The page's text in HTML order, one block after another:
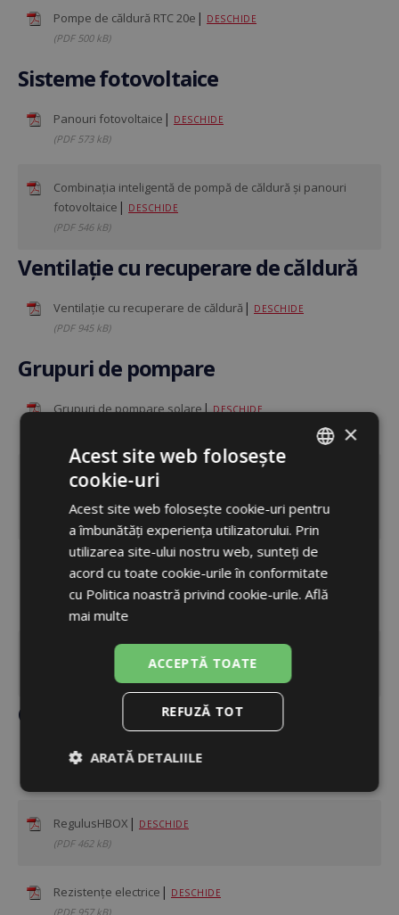
Pompe de căldură RTC 20e | DESCHIDE
(PDF 500 kB)
Sisteme fotovoltaice
Panouri fotovoltaice | DESCHIDE
(PDF 573 kB)
Combinația inteligentă de pompă de căldură și panouri
fotovoltaice | DESCHIDE
(PDF 546 kB)
Ventilație cu recuperare de căldură
Ventilație cu recuperare de căldură | DESCHIDE
(PDF 945 kB)
Grupuri de pompare
Grupuri de pompare solare | DESCHIDE
Grupuri de pompare pentru sisteme de încălzire
(PDF 1,3 MB)
Grup de pompare cu mixare termostatică CSE2 TMV
Grup de pompare RegulusBIO
Componente
Controler inteligent IR| DESCHIDE
RegulusHBOX | DESCHIDE
(PDF 462 kB)
Rezistențe electrice | DESCHIDE
(PDF 957 kB)
ENGLISH
×
Acest site web folosește
cookie-uri
Acest site web folosește cookie-uri pentru
a îmbunătăți experiența utilizatorului. Prin
utilizarea site-ului nostru web, sunteți de
acord cu toate cookie-urile în conformitate
cu Politica noastră privind cookie-urile. Află
mai multe
ACCEPTĂ TOATE
REFUZĂ TOT
ARATĂ DETALIILE
Strict
De
De
funcţionalitate